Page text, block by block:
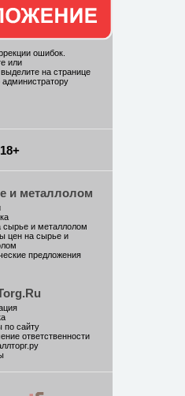
ошибок.
или
на странице
администратору
18+
и металлолом
сырье и металлолом
цен на сырье и
предложения
по сайту
ответственности